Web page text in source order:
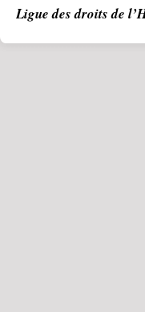
Ligue des droits de